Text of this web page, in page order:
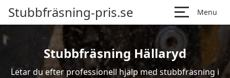
Stubbfräsning-pris.se Menu
Stubbfräsning Hällaryd
Letar du efter professionell hjälp med stubbfräsning i